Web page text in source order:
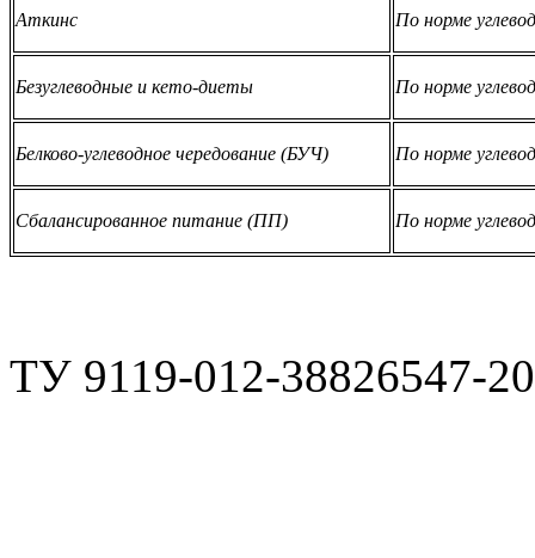
Аткинс По норме
Безуглеводные и кето-диеты По норме
Белково-углеводное чередование (БУЧ) По норме
Сбалансированное питание (ПП) По норме
ТУ 9119-012-38826547-